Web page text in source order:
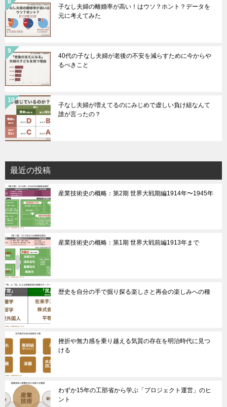
子なし夫婦の離婚率が高い！はウソ？ホント？データを
元に考えてみた
40代の子なし夫婦が老後の不安を減らすために今からや
るべきこと
子なし夫婦が増えてるのにみじめで虚しい負け組なんて
誰が言ったの？
最近の投稿
産業技術史の概略：第2期 世界大戦期編1914年〜1945年
産業技術史の概略：第1期 世界大戦前編1913年まで
歴史を自分の手で掘り探る楽しさと再会の楽しみへの種
挫折や無力感を乗り越える気質の存在を明治時代に見つ
ける
わずか15年の工部省から学ぶ「プロジェクト運営」のヒ
ント